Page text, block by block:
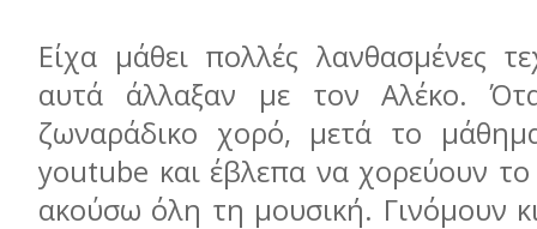
Είχα μάθει πολλές λανθασμένες
αυτά άλλαξαν με τον Αλέκο.
ζωναράδικο χορό, μετά το
youtube και έβλεπα να χορεύουν
ακούσω όλη τη μουσική. Γινόμουν